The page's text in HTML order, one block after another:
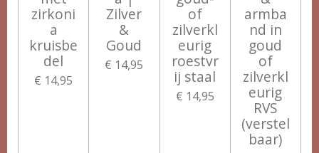
zirkoni
a
kruisbe
del
€ 14,95
Zilver
&
Goud
€ 14,95
of
zilverkl
eurig
roestvr
ij staal
€ 14,95
armba
nd in
goud
of
zilverkl
eurig
RVS
(verstel
baar)